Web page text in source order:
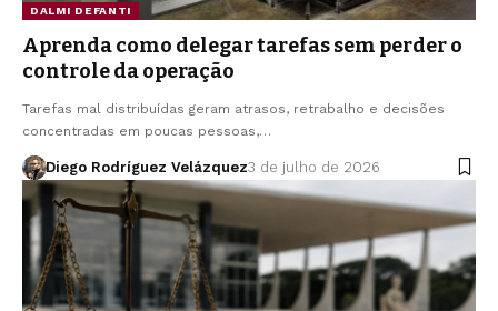
DALMI DEFANTI
Aprenda como delegar tarefas sem perder o
controle da operação
Tarefas mal distribuídas geram atrasos, retrabalho e decisões
concentradas em poucas pessoas,…
Diego Rodríguez Velázquez3 de julho de 2026